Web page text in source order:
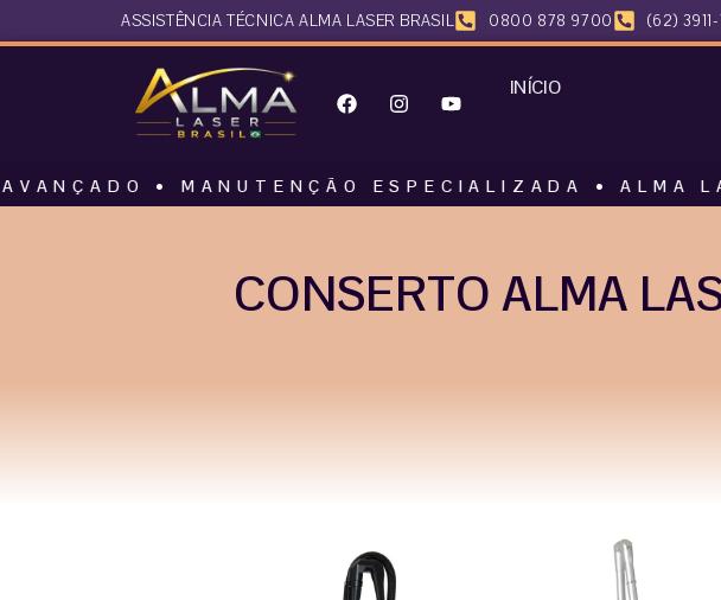
ASSISTÊNCIA TÉCNICA ALMA LASER BRASIL 0800 878 9700 (62)
INÍCIO
• MANUTENÇÃO ESPECIALIZADA • ALMA
CONSERTO ALMA